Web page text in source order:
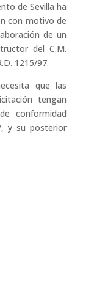
de Sevilla ha
con motivo de
de un
del C.M.
1215/97.
que las
tengan
conformidad
y su posterior